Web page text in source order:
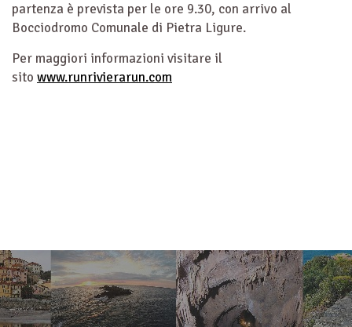
partenza è prevista per le ore 9.30, con arrivo al
Bocciodromo Comunale di Pietra Ligure.
Per maggiori informazioni visitare il
sito www.runrivierarun.com